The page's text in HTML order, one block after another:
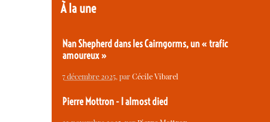
À la une
Nan Shepherd dans les Cairngorms, un « trafic
amoureux »
7 décembre 2025, parCécile Vibarel
Pierre Mottron - I almost died